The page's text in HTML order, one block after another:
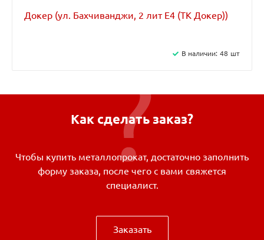
Докер (ул. Бахчиванджи, 2 лит Е4 (ТК Докер​))
В наличии: 48 шт
Как сделать заказ?
Чтобы купить металлопрокат, достаточно заполнить
форму заказа, после чего с вами свяжется
специалист.
Заказать